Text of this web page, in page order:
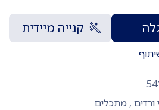
קנייה מיידית
, מתכלים